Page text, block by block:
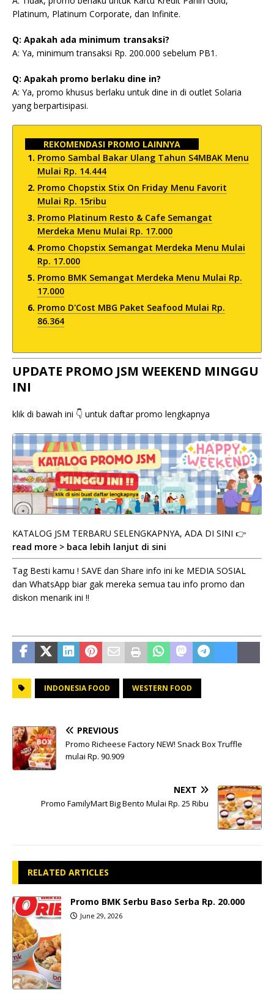
Platinum, Platinum Corporate, dan Infinite.
Q: Apakah ada minimum transaksi?
A: Ya, minimum transaksi Rp. 200.000 sebelum PB1.
Q: Apakah promo berlaku dine in?
A: Ya, promo khusus berlaku untuk dine in di outlet Solaria
yang berpartisipasi.
REKOMENDASI PROMO LAINNYA
Promo Sambal Bakar Ulang Tahun S4MBAK Menu
Mulai Rp. 14.444
Promo Chopstix Stix On Friday Menu Favorit
Mulai Rp. 15ribu
Promo Platinum Resto & Cafe Semangat
Merdeka Menu Mulai Rp. 17.000
Promo Chopstix Semangat Merdeka Menu Mulai
Rp. 17.000
Promo BMK Semangat Merdeka Menu Mulai Rp.
17.000
Promo D'Cost MBG Paket Seafood Mulai Rp.
86.364
UPDATE PROMO JSM WEEKEND MINGGU
INI
klik di bawah ini 👇 untuk daftar promo lengkapnya
KATALOG JSM TERBARU SELENGKAPNYA, ADA DI SINI 👉
read more > baca lebih lanjut di sini
Tag Besti kamu ! SAVE dan Share info ini ke MEDIA SOSIAL
dan WhatsApp biar gak mereka semua tau info promo dan
diskon menarik ini !!
INDONESIA FOOD WESTERN FOOD
PREVIOUS
Promo Richeese Factory NEW! Snack Box Truffle
mulai Rp. 90.909
NEXT
Promo FamilyMart Big Bento Mulai Rp. 25 Ribu
RELATED ARTICLES
Promo BMK Serbu Baso Serba Rp. 20.000
June 29, 2026